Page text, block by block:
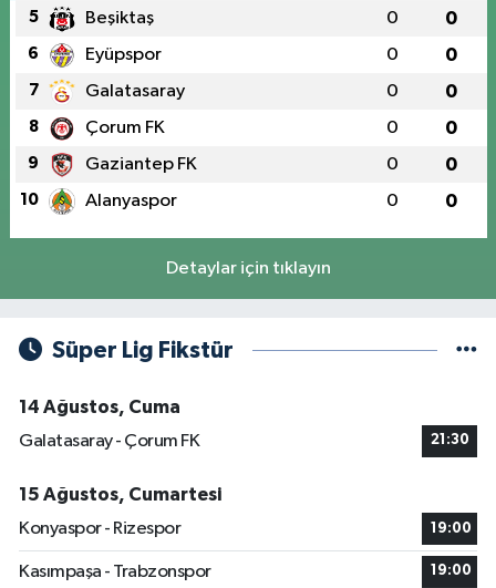
5 Beşiktaş 0 0
6 Eyüpspor 0 0
7 Galatasaray 0 0
8 Çorum FK 0 0
9 Gaziantep FK 0 0
10 Alanyaspor 0 0
Detaylar için tıklayın
Süper Lig Fikstür
14 Ağustos, Cuma
Galatasaray - Çorum FK
21:30
15 Ağustos, Cumartesi
Konyaspor - Rizespor
19:00
Kasımpaşa - Trabzonspor 19:00